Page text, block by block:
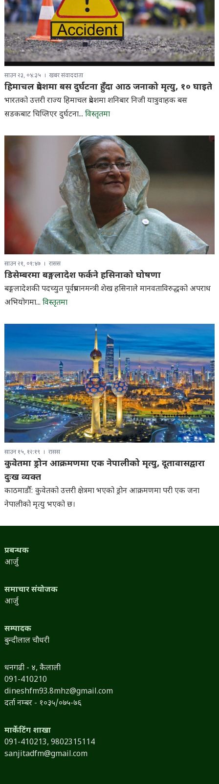
साउन २३, ०४:३५ खबर संवाददाता
हिमाचल प्रदेशमा बस दुर्घटना हुँदा आठ जनाको मृत्यु, १० घाइते
भारतको उत्तरी राज्य हिमाचल प्रदेशमा शनिबार निजी यात्रुवाहक बस
सडकबाट चिप्लिएर दुर्घटना... विस्तृतमा
साउन २१, ०१:४७ रासस
डिसेम्बरमा बङ्गलादेश फर्कने हसिनाको घोषणा
बङ्गलादेशकी पदच्युत पूर्वप्रधानमन्त्री शेख हसिनाले मानवताविरुद्धको अपराध
अभियोगमा... विस्तृतमा
साउन १५, १२:१९ रासस
कुवेतमा ड्रोन आक्रमणमा एक नेपालीको मृत्यु, दूतावासद्वारा
दुःख व्यक्त
काठमाडौँ: कुवेतको उत्तरी क्षेत्रमा भएको ड्रोन आक्रमणमा परी एक जना
नेपालीको मृत्यु भएको छ।
प्रबन्धक
आर्जु
समाचार संयोजक
आर्जु
सम्पादक
बुन्दीलाल चौधरी
धनगढी - ४, कैलाली
091-410210
dineshfm93.8mhz@gmail.com
दर्ता नम्बर - १०३५/०७५-७६
मार्केटिंग शाखा
091-410213, 9802315114
sanjitadfm@gmail.com